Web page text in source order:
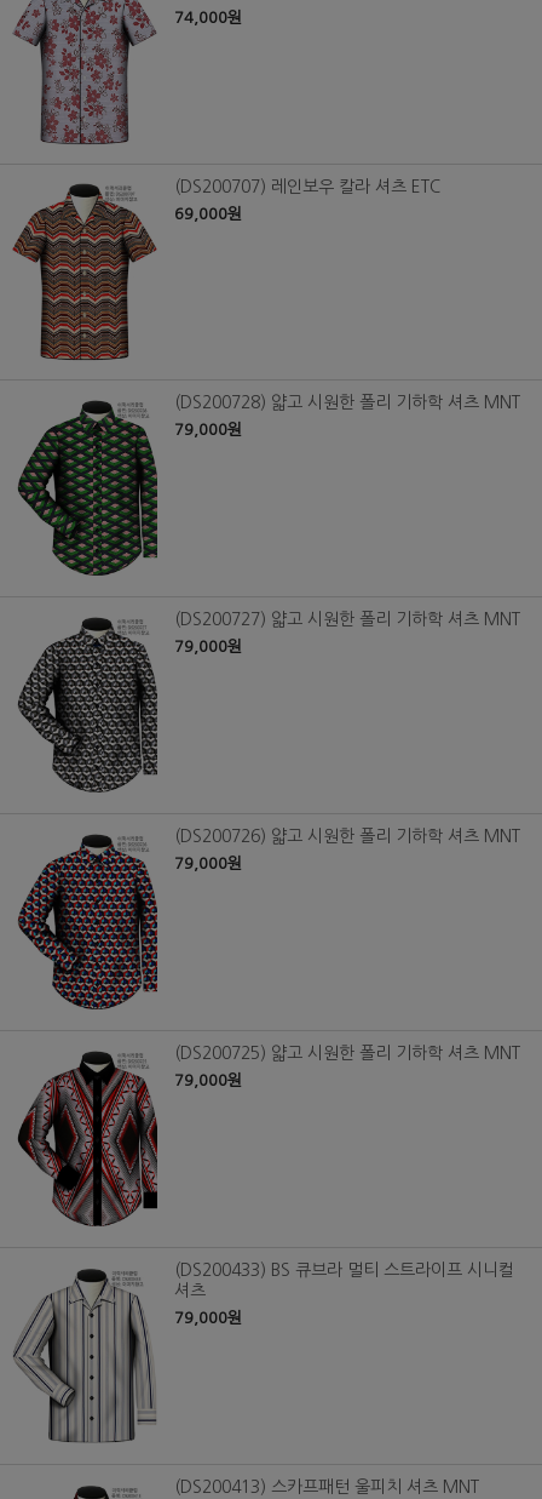
74,000원
(DS200707) 레인보우 칼라 셔츠 ETC
69,000원
(DS200728) 얇고 시원한 폴리 기하학 셔츠 MNT
79,000원
(DS200727) 얇고 시원한 폴리 기하학 셔츠 MNT
79,000원
(DS200726) 얇고 시원한 폴리 기하학 셔츠 MNT
79,000원
(DS200725) 얇고 시원한 폴리 기하학 셔츠 MNT
79,000원
(DS200433) BS 큐브라 멀티 스트라이프 시니컬
셔츠
79,000원
(DS200413) 스카프패턴 울피치 셔츠 MNT